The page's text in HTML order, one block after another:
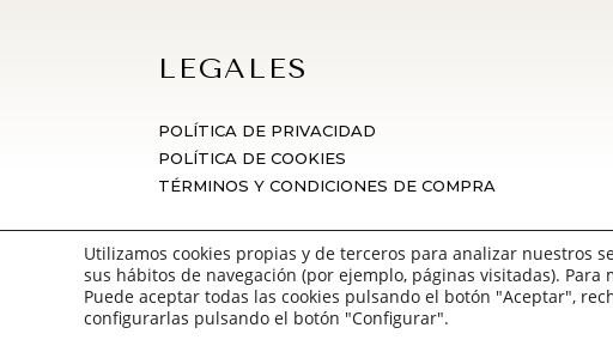
LEGALES
POLÍTICA DE PRIVACIDAD
POLÍTICA DE COOKIES
TÉRMINOS Y CONDICIONES DE COMPRA
© Vega de San Martín 2024 | Diseño web por
Utilizamos cookies propias y de terceros para analizar nuestros
sus hábitos de navegación (por ejemplo, páginas visitadas).
Puede aceptar todas las cookies pulsando el botón "Aceptar",
configurarlas pulsando el botón "Configurar".